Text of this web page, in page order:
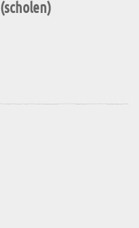
(scholen)